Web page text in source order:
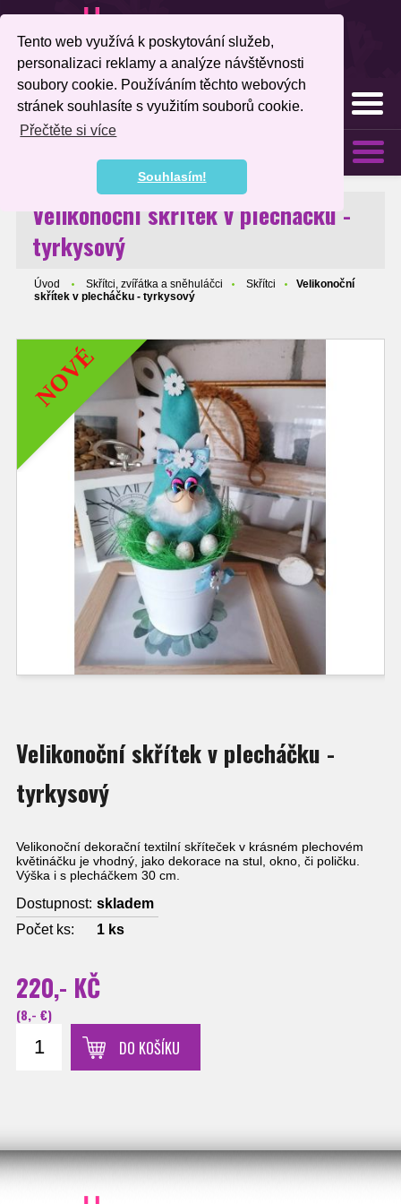
Tento web využívá k poskytování služeb,
personalizaci reklamy a analýze návštěvnosti
soubory cookie. Používáním těchto webových
stránek souhlasíte s využitím souborů cookie.
Přečtěte si více
Souhlasím!
Velikonoční skřítek v plecháčku -
tyrkysový
Úvod Skřítci, zvířátka a sněhuláčci Skřítci
Velikonoční
skřítek v plecháčku - tyrkysový
NOVÉ
Velikonoční skřítek v plecháčku -
tyrkysový
Velikonoční dekorační textilní skříteček v krásném plechovém
květináčku je vhodný, jako dekorace na stul, okno, či poličku.
Výška i s plecháčkem 30 cm.
Dostupnost: skladem
Počet ks:
1 ks
220,- KČ
(8,- €)
DO KOŠÍKU